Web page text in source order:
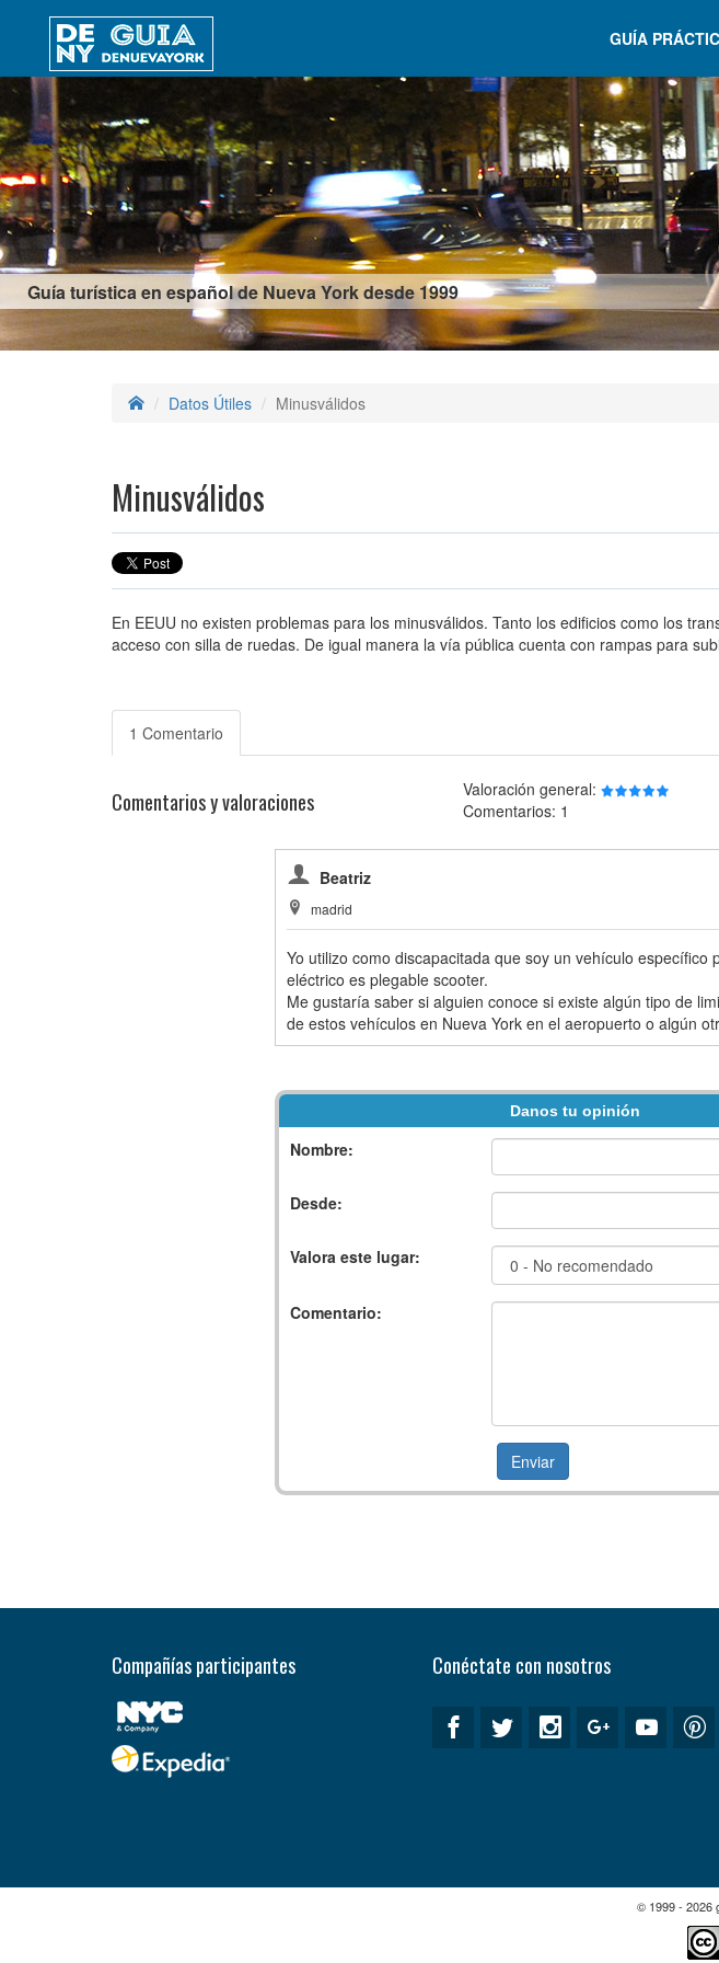
Guía turística en español de Nueva York desde 1999
GUÍA
Datos Útiles Minusválidos
Minusválidos
En EEUU no existen problemas para los minusválidos. Tanto los edificios como los
acceso con silla de ruedas. De igual manera la vía pública cuenta con rampas para
1 Comentario
Comentarios y valoraciones
Valoración general:
Comentarios: 1
Beatriz
madrid
Yo utilizo como discapacitada que soy un vehículo específico
eléctrico es plegable scooter.
Me gustaría saber si alguien conoce si existe algún tipo de
de estos vehículos en Nueva York en el aeropuerto o algún
Danos tu opinión
Nombre:
Desde:
Valora este lugar:
Comentario:
Compañías participantes Conéctate con nosotros
© 1999 - 2026